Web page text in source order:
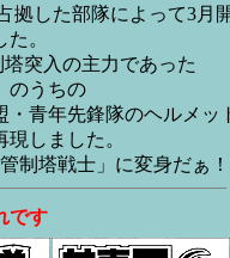
拠した部隊によって3月
。
突入の主力であった
のうちの
青年先鋒隊のヘルメッ
しました。
制塔戦士」に変身だぁ！
です